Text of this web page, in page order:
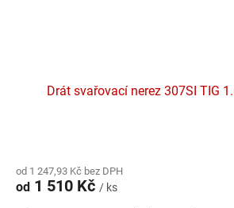
Drát svařovací nerez 307SI TIG
produktu
je
od 1 247,93 Kč bez DPH
od 1 510 Kč / ks